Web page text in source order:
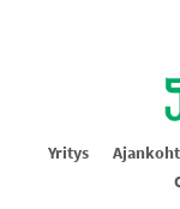
Yritys